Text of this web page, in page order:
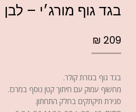
בגד גוף מורג׳י – לבן
₪ 209
בגד גוף בגזרת קולר.
מחשוף עמוק עם חיתוך קטן נוסף במרכז.
סגירת תיקתקים בחלק התחתון.